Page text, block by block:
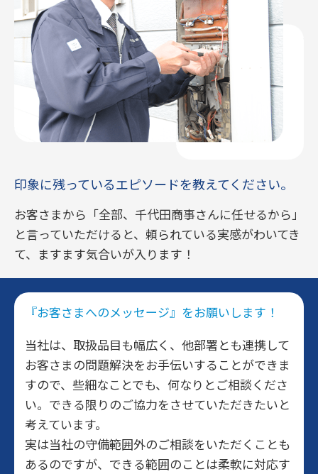
印象に残っているエピソードを教えてください。
お客さまから「全部、千代田商事さんに任せるから」
と言っていただけると、頼られている実感がわいてき
て、ますます気合いが入ります！
『お客さまへのメッセージ』をお願いします！
当社は、取扱品目も幅広く、他部署とも連携して
お客さまの問題解決をお手伝いすることができま
すので、些細なことでも、何なりとご相談くださ
い。できる限りのご協力をさせていただきたいと
考えています。
実は当社の守備範囲外のご相談をいただくことも
あるのですが、できる範囲のことは柔軟に対応す